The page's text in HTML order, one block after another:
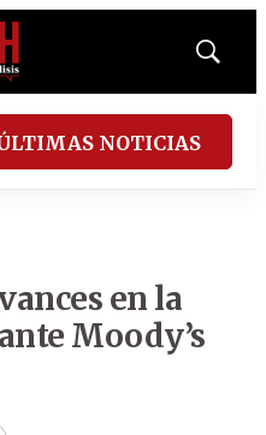
Mostrar
NOTICIAS
en la
Moody’s